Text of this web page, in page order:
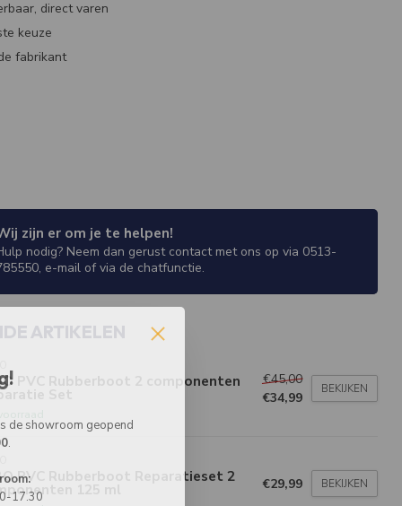
direct varen
keuze
fabrikant
zijn er om je te helpen!
nodig? Neem dan gerust contact met ons op via 0513-
e-mail of via de chatfunctie.
ARTIKELEN
PVC Rubberboot 2 componenten
Set
€45,00
€34,99
BEKIJKEN
PVC Rubberboot Reparatieset 2
125 ml €29,99 BEKIJKEN
de showroom geopend
.
17.30